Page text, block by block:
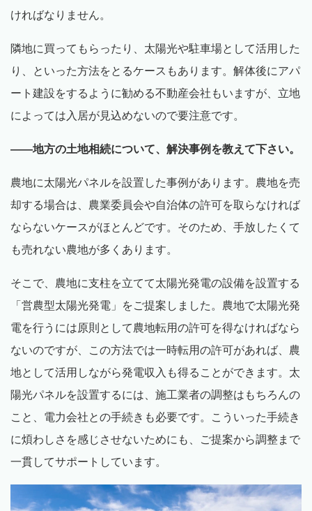
ければなりません。
隣地に買ってもらったり、太陽光や駐車場として活用した
り、といった方法をとるケースもあります。解体後にアパ
ート建設をするように勧める不動産会社もいますが、立地
によっては入居が見込めないので要注意です。
――地方の土地相続について、解決事例を教えて下さい。
農地に太陽光パネルを設置した事例があります。農地を売
却する場合は、農業委員会や自治体の許可を取らなければ
ならないケースがほとんどです。そのため、手放したくて
も売れない農地が多くあります。
そこで、農地に支柱を立てて太陽光発電の設備を設置する
「営農型太陽光発電」をご提案しました。農地で太陽光発
電を行うには原則として農地転用の許可を得なければなら
ないのですが、この方法では一時転用の許可があれば、農
地として活用しながら発電収入も得ることができます。太
陽光パネルを設置するには、施工業者の調整はもちろんの
こと、電力会社との手続きも必要です。こういった手続き
に煩わしさを感じさせないためにも、ご提案から調整まで
一貫してサポートしています。